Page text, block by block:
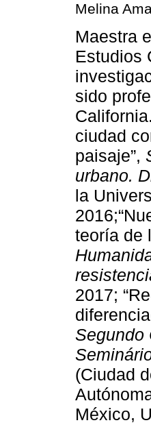
Melina
Maestra
Estudios
sido
ciudad
paisaje”,
urbano.
la
teoría de
2017;
Segundo
(Ciudad
México,